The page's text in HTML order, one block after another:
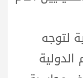
لتوجه